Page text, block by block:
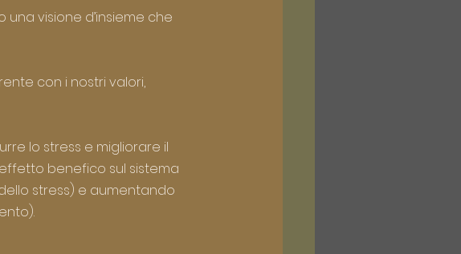
visione d’insieme che
con i nostri valori,
lo stress e migliorare il
benefico sul sistema
stress) e aumentando